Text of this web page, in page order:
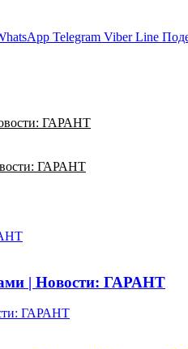
Telegram Viber Line
ГАРАНТ
ГАРАНТ
| Новости: ГАРАНТ
ГАРАНТ